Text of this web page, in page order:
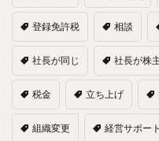
登録免許税 相談
社長が同じ 社長が株
税金 立ち上げ
組織変更 経営サポー